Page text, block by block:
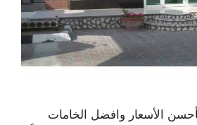
الأسعار وافضل الخامات